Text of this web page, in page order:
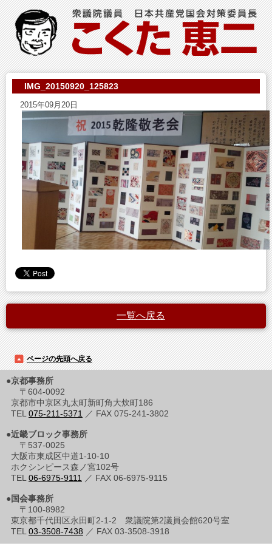
IMG_20150920_125823
2015年09月20日
一覧へ戻る
ページの先頭へ戻る
●京都事務所
〒604-0092
京都市中京区丸太町新町角大炊町186
TEL 075-211-5371 ／ FAX 075-241-3802
●近畿ブロック事務所
〒537-0025
大阪市東成区中道1-10-10
ホクシンピース森ノ宮102号
TEL 06-6975-9111 ／ FAX 06-6975-9115
●国会事務所
〒100-8982
東京都千代田区永田町2-1-2 衆議院第2議員会館620号室
TEL 03-3508-7438 ／ FAX 03-3508-3918